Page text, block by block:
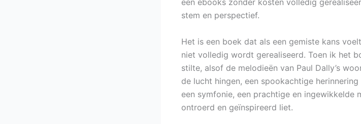
een ebooks zonder kosten volledig
stem en perspectief.
Het is een boek dat als een gemiste kans
niet volledig wordt gerealiseerd. Toen ik het
stilte, alsof de melodieën van Paul Dally’s
de lucht hingen, een spookachtige
een symfonie, een prachtige en ingewikkelde
ontroerd en geïnspireerd liet.